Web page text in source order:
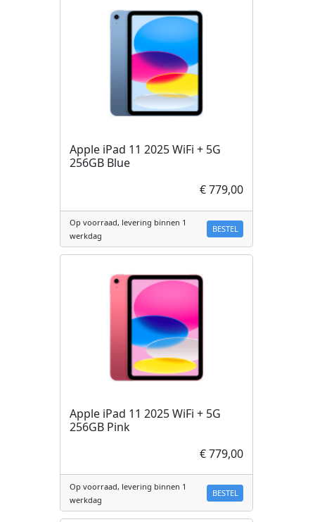
Apple iPad 11 2025 WiFi + 5G
256GB Blue
€ 779,00
Op voorraad, levering binnen 1
werkdag
BESTEL
Apple iPad 11 2025 WiFi + 5G
256GB Pink
€ 779,00
Op voorraad, levering binnen 1
werkdag
BESTEL